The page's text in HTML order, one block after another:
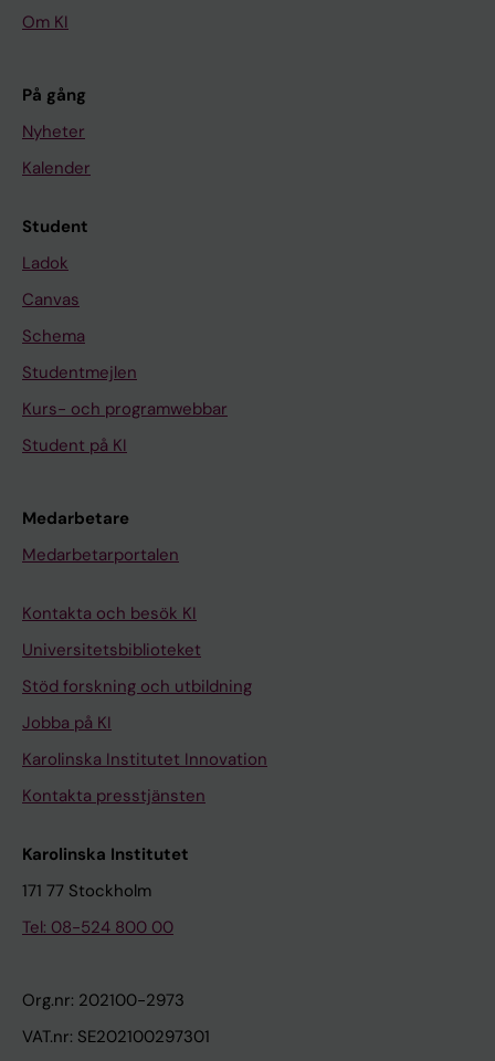
Om KI
På gång
Nyheter
Kalender
Student
Ladok
Canvas
Schema
Studentmejlen
Kurs- och programwebbar
Student på KI
Medarbetare
Medarbetarportalen
Kontakta och besök KI
Universitetsbiblioteket
Stöd forskning och utbildning
Jobba på KI
Karolinska Institutet Innovation
Kontakta presstjänsten
Karolinska Institutet
171 77 Stockholm
Tel: 08-524 800 00
Org.nr: 202100-2973
VAT.nr: SE202100297301